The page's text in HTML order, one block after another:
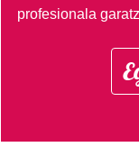
profesionala